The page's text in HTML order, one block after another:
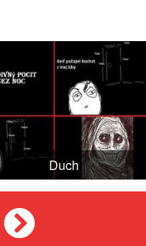
Duch